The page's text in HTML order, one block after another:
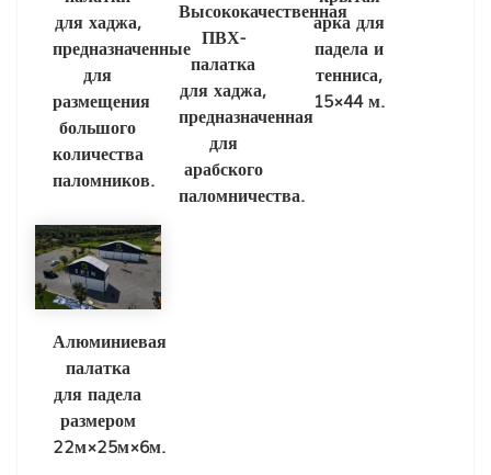
для хаджа,
предназначенные
для
размещения
большого
количества
паломников.
Высококачественная
ПВХ-
палатка
для хаджа,
предназначенная
для
арабского
паломничества.
арка для
падела и
тенниса,
15×44 м.
Алюминиевая
палатка
для падела
размером
22м×25м×6м.